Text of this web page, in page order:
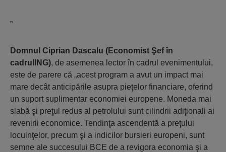
”
Domnul Ciprian Dascalu (Economist Şef în
cadrulING), de asemenea lector în cadrul evenimentului,
este de parere că „acest program a avut un impact mai
mare decât anticipările asupra pieţelor financiare, oferind
un suport suplimentar economiei europene. Moneda mai
slabă şi preţul redus al petrolului sunt cilindrii adiţionali ai
revenirii economice. Tendinţa ascendentă a preţului
locuinţelor, precum şi a indicilor bursieri europeni, sunt
semne ale succesului BCE de a revigora economia şi a